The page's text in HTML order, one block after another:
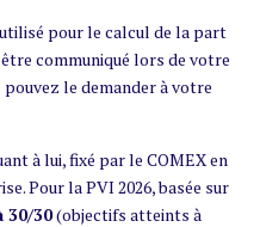
pour le calcul de la part
communiqué lors de votre
pouvez le demander à votre
à lui, fixé par le COMEX en
Pour la PVI 2026, basée sur
30/30(objectifs atteints à